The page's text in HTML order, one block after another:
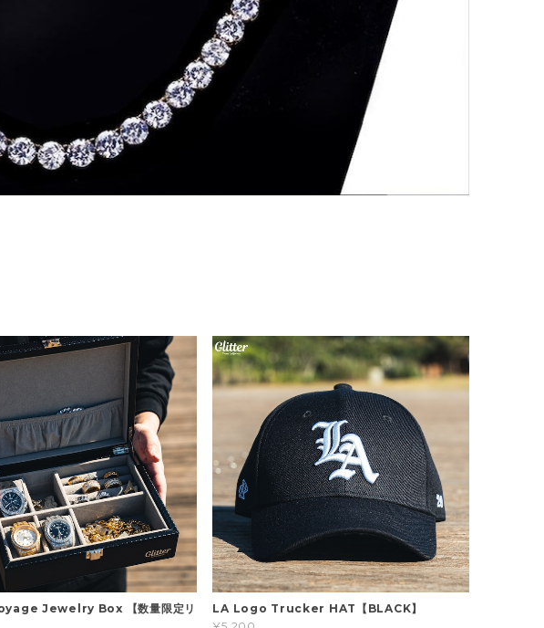
Jewelry Box 【数量限定リ
LA Logo Trucker HAT【BLACK】